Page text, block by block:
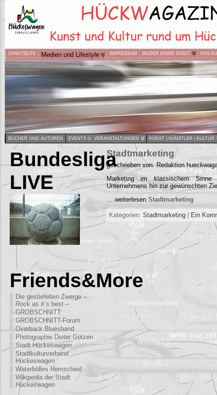
STARTSEITE Medien und Lifestyle IMPRESSUM BILDER EINER STADT DAS
BÜCHER UND AUTOREN EVENTS U. VERANSTALTUNGEN KUNST | KÜNSTLER | KULTUR
Bundesliga
LIVE
Friends&More
Die gestiefelten Zwerge –
Rock as it´s best –
GROBSCHNITT
GROBSCHNITT-Forum
Overback Bluesband
Photographie Dieter Gotzen
Stadt Hückeswagen
Stadtkulturverband
Hückeswagen
Waterbölles Remscheid
Wikipedia der Stadt
Hückeswagen
Stadtmarketing
geschrieben von: Redaktion
Marketing im klassischem
Unternehmens hin zur gewünschten
….weiterlesen Stadtmarketing
Kategorien: Stadtmarketing| Ein